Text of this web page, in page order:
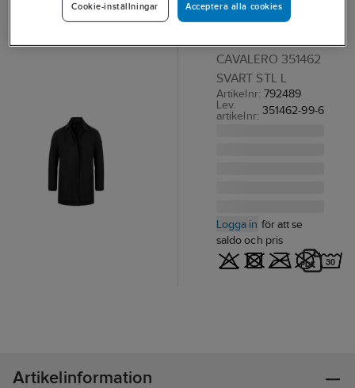
Cavalero
CAVALERO 351462
SVART STL L
Artikelnr: 792489
Lev.
artikelnr: 351462-99-6
Logga in för att se
saldo och pris
Artikelinformation
Acceptera alla cookies
Cookie-inställningar